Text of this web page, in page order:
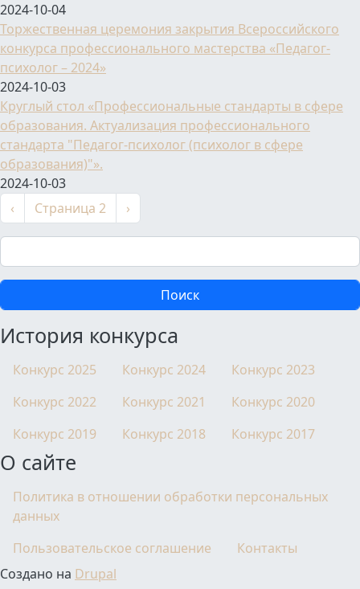
2024-10-04
Торжественная церемония закрытия Всероссийского
конкурса профессионального мастерства «Педагог-
психолог – 2024»
2024-10-03
Круглый стол «Профессиональные стандарты в сфере
образования. Актуализация профессионального
стандарта "Педагог-психолог (психолог в сфере
образования)"».
2024-10-03
Нумерация страниц
←‹ Страница 2 Следующая страница
›
Поиск
История конкурса
Конкурс 2025 Конкурс 2024
Конкурс 2023
Конкурс 2022
Конкурс 2021
Конкурс 2020
Конкурс 2019
Конкурс 2018 Конкурс 2017
О сайте
Политика в отношении обработки персональных
данных
Пользовательское соглашение
Контакты
Создано на Drupal